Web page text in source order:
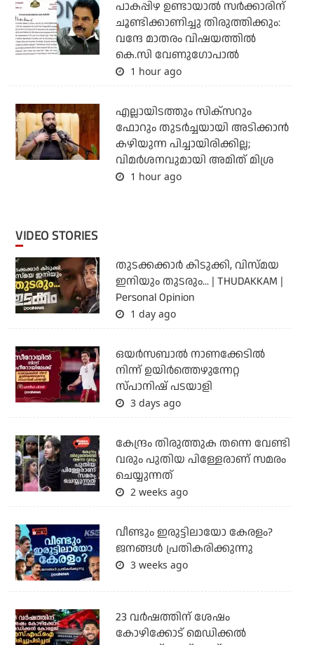
പാകപ്പിഴ ഉണ്ടായാല്‍ സര്‍ക്കാരിന്
ചൂണ്ടിക്കാണിച്ചു തിരുത്തിക്കും:
വന്ദേ മാതരം വിഷയത്തില്‍
കെ.സി വേണുഗോപാല്‍
1 hour ago
എല്ലായിടത്തും സിക്‌സറും
ഫോറും തുടര്‍ച്ചയായി അടിക്കാന്‍
കഴിയുന്ന പിച്ചായിരിക്കില്ല;
വിമര്‍ശനവുമായി അമിത് മിശ്ര
1 hour ago
VIDEO STORIES
തുടക്കക്കാര്‍ കിടുക്കി, വിസ്മയ
ഇനിയും തുടരും... | THUDAKKAM |
Personal Opinion
1 day ago
ഒയര്‍സബാൽ നാണക്കേടിൽ
നിന്ന് ഉയിർത്തെഴുന്നേറ്റ
സ്പാനിഷ് പടയാളി
3 days ago
കേന്ദ്രം തിരുത്തുക തന്നെ വേണ്ടി
വരും പുതിയ പിള്ളേരാണ് സമരം
ചെയ്യുന്നത്
2 weeks ago
വീണ്ടും ഇരുട്ടിലായോ കേരളം?
ജനങ്ങൾ പ്രതികരിക്കുന്നു
3 weeks ago
23 വർഷത്തിന് ശേഷം
കോഴിക്കോട് മെഡിക്കൽ